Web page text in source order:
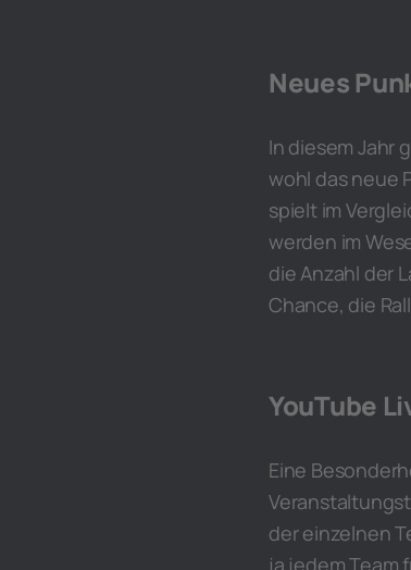
Neues
In diesem Jahr
wohl das neue
spielt im
werden im
die Anzahl der
Chance, die
YouTube
Eine
der einzelnen
ja jedem Team